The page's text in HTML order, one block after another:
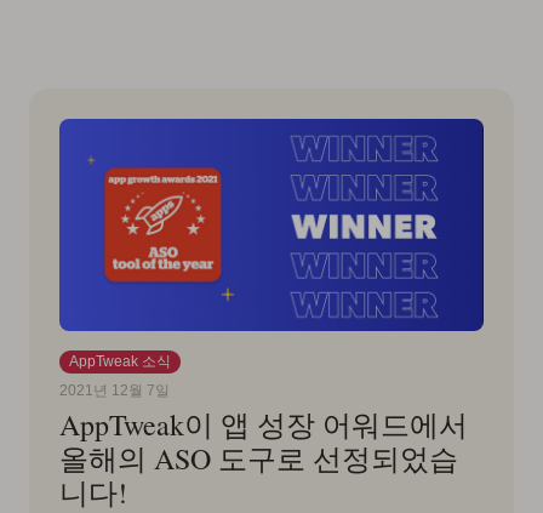
AppTweak 소식
2021년 12월 7일
AppTweak이 앱 성장 어워드에서
올해의 ASO 도구로 선정되었습
니다!